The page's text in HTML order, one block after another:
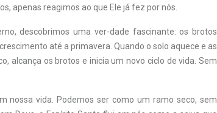
apenas reagimos ao que Ele já fez por nós.
descobrimos uma ver-dade fascinante: os brotos
até a primavera. Quando o solo aquece e as
alcança os brotos e inicia um novo ciclo de vida. Sem
nossa vida. Podemos ser como um ramo seco, sem